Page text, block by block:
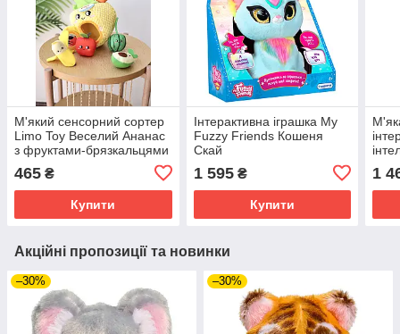
М'який сенсорний сортер
Limo Toy Веселий Ананас
з фруктами-брязкальцями
465 ₴
Купити
Інтерактивна іграшка My
Fuzzy Friends Кошеня
Скай
1 595₴
Купити
1
Акційні пропозиції та новинки
–30% –30%